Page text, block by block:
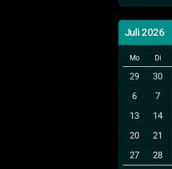
Juli 2026
Mo Di
29 30
6
7
13
14
20
21
27
28